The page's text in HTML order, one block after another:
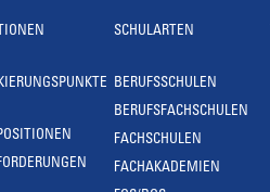
SCHULARTEN
BERUFSSCHULEN
BERUFSFACHSCHULEN
FACHSCHULEN
FACHAKADEMIEN